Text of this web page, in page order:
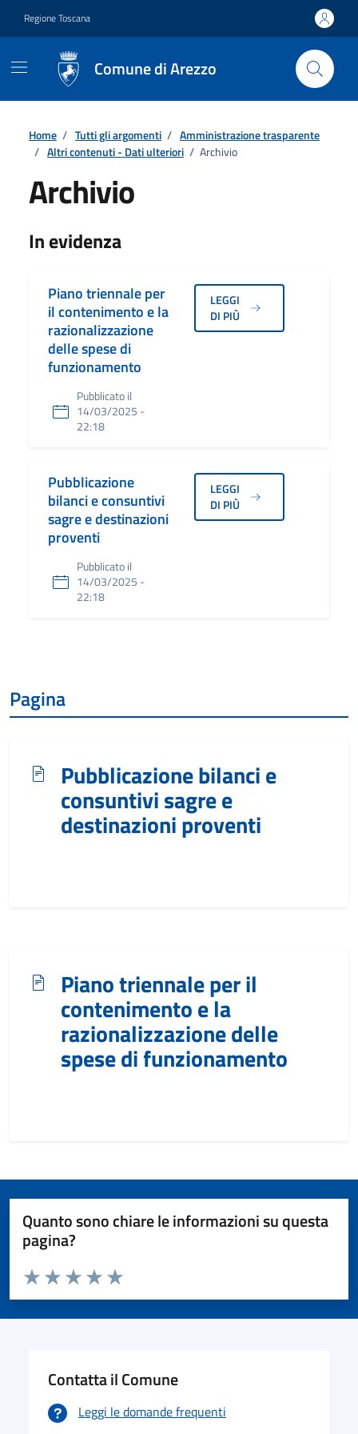
Regione Toscana
Comune di Arezzo
Home / Tutti gli argomenti / Amministrazione trasparente
/ Altri contenuti - Dati ulteriori / Archivio
Archivio
Dettagli
In evidenza
Piano triennale per
il contenimento e la
razionalizzazione
delle spese di
funzionamento
Pubblicato il
14/03/2025 -
22:18
LEGGI
DI PIÙ
Pubblicazione
bilanci e consuntivi
sagre e destinazioni
proventi
Pubblicato il
14/03/2025 -
22:18
LEGGI
DI PIÙ
Pagina
Pubblicazione bilanci e
consuntivi sagre e
destinazioni proventi
Piano triennale per il
contenimento e la
razionalizzazione delle
spese di funzionamento
Quanto sono chiare le informazioni su questa
pagina?
Valuta da 1 a 5 stelle la pagina
Valuta 5 stelle su 5
Valuta 4 stelle su 5
Valuta 3 stelle su 5
Valuta 2 stelle su 5
Valuta 1 stelle su 5
Contatta il Comune
Leggi le domande frequenti